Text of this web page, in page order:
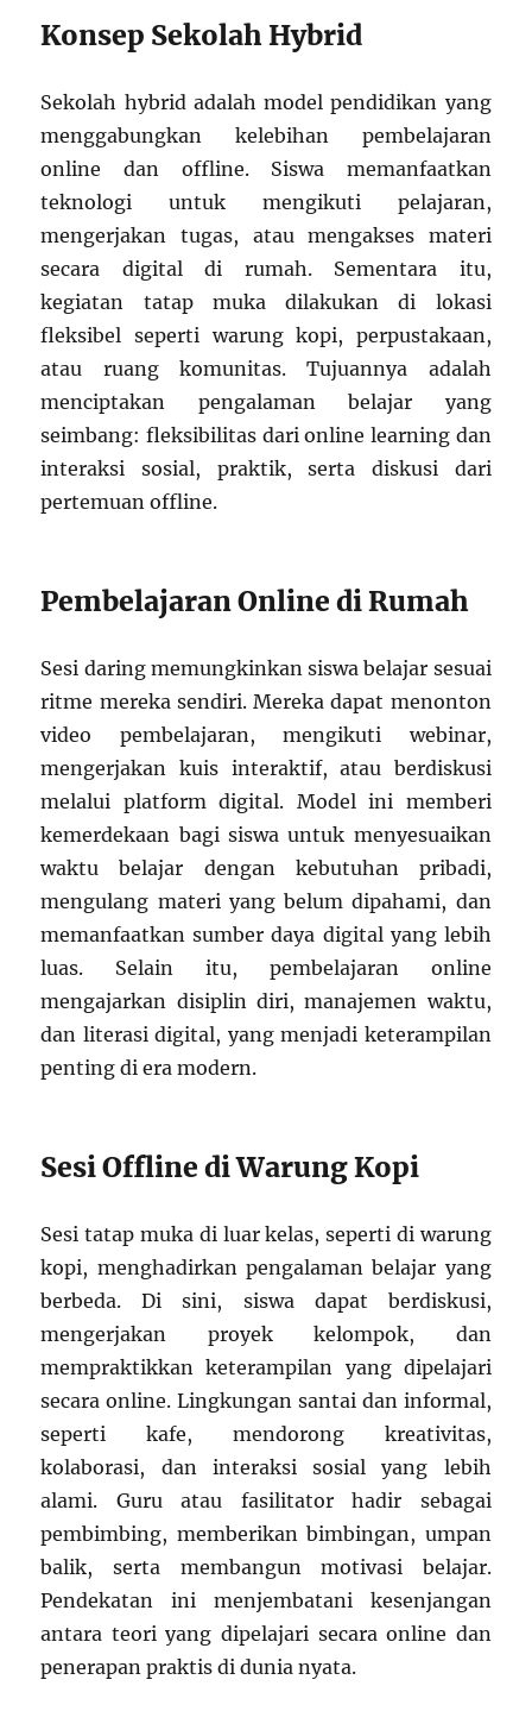
Konsep Sekolah Hybrid
Sekolah hybrid adalah model pendidikan yang
menggabungkan kelebihan pembelajaran
online dan offline. Siswa memanfaatkan
teknologi untuk mengikuti pelajaran,
mengerjakan tugas, atau mengakses materi
secara digital di rumah. Sementara itu,
kegiatan tatap muka dilakukan di lokasi
fleksibel seperti warung kopi, perpustakaan,
atau ruang komunitas. Tujuannya adalah
menciptakan pengalaman belajar yang
seimbang: fleksibilitas dari online learning dan
interaksi sosial, praktik, serta diskusi dari
pertemuan offline.
Pembelajaran Online di Rumah
Sesi daring memungkinkan siswa belajar sesuai
ritme mereka sendiri. Mereka dapat menonton
video pembelajaran, mengikuti webinar,
mengerjakan kuis interaktif, atau berdiskusi
melalui platform digital. Model ini memberi
kemerdekaan bagi siswa untuk menyesuaikan
waktu belajar dengan kebutuhan pribadi,
mengulang materi yang belum dipahami, dan
memanfaatkan sumber daya digital yang lebih
luas. Selain itu, pembelajaran online
mengajarkan disiplin diri, manajemen waktu,
dan literasi digital, yang menjadi keterampilan
penting di era modern.
Sesi Offline di Warung Kopi
Sesi tatap muka di luar kelas, seperti di warung
kopi, menghadirkan pengalaman belajar yang
berbeda. Di sini, siswa dapat berdiskusi,
mengerjakan proyek kelompok, dan
mempraktikkan keterampilan yang dipelajari
secara online. Lingkungan santai dan informal,
seperti kafe, mendorong kreativitas,
kolaborasi, dan interaksi sosial yang lebih
alami. Guru atau fasilitator hadir sebagai
pembimbing, memberikan bimbingan, umpan
balik, serta membangun motivasi belajar.
Pendekatan ini menjembatani kesenjangan
antara teori yang dipelajari secara online dan
penerapan praktis di dunia nyata.